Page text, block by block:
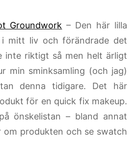
Groundwork – Den här lilla
mitt liv och förändrade det
inte riktigt så men helt ärligt
min sminksamling (och jag)
denna tidigare. Det här
för en quick fix makeup.
önskelistan – bland annat
om produkten och se swatch